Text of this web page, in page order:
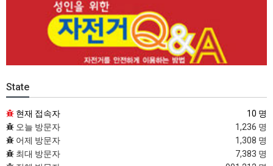
State
현재 접속자
10 명
오늘 방문자
1,236 명
어제 방문자
1,308 명
최대 방문자
7,383 명